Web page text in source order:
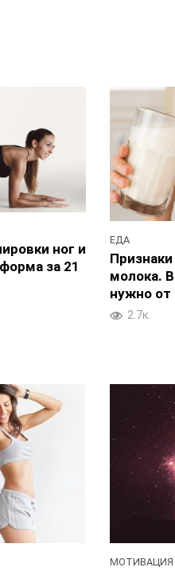
ног и
за 21
ЕДА
молока.
нужно от
2.7к.
МОТИВАЦИЯ